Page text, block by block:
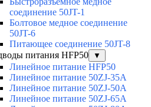
соединение 50JT-1
Болтовое медное соединение
50JT-6
Питающее соединение 50JT-8
питания HFP50
▼
Линейное питание HFP50
Линейное питание 50ZJ-35A
Линейное питание 50ZJ-50A
Линейное питание 50ZJ-65A